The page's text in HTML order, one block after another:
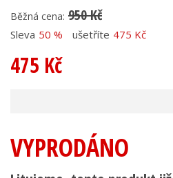
Běžná cena: 950 Kč
Sleva 50 % ušetříte 475 Kč
475 Kč
VYPRODÁNO